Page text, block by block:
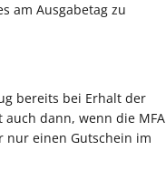
am Ausgabetag zu
bereits bei Erhalt der
dann, wenn die MFA
nur einen Gutschein im